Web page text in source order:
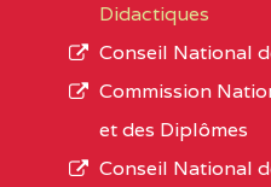
Didactiques
Conseil National
Commission
et des Diplômes
Conseil National